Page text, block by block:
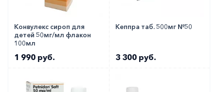
Конвулекс сироп для
детей 50мг/мл флакон
100мл
1 990 руб.
Кеппра таб. 500мг №50
3 300 руб.